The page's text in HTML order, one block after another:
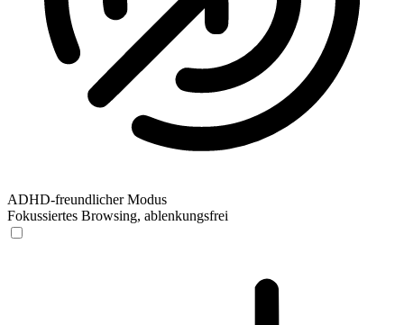
ADHD-freundlicher Modus
Fokussiertes Browsing, ablenkungsfrei